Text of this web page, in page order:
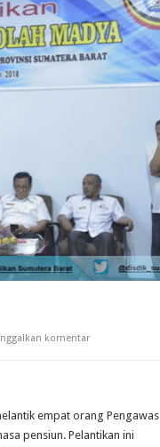
komentar
empat orang Pengawas
pensiun. Pelantikan ini